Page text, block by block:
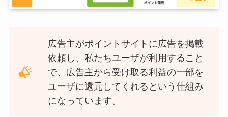
広告主がポイントサイトに広告を掲載
依頼し、私たちユーザが利用すること
で、広告主から受け取る利益の一部を
ユーザに還元してくれるという仕組み
になっています。